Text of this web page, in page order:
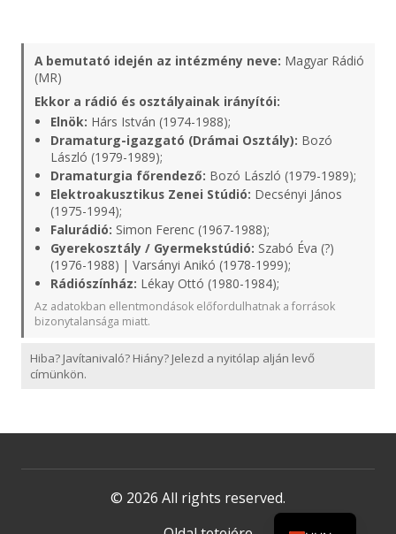
A bemutató idején az intézmény neve: Magyar Rádió
(MR)
Ekkor a rádió és osztályainak irányítói:
Elnök: Hárs István (1974-1988);
Dramaturg-igazgató (Drámai Osztály): Bozó
László (1979-1989);
Dramaturgia főrendező: Bozó László (1979-1989);
Elektroakusztikus Zenei Stúdió: Decsényi János
(1975-1994);
Falurádió: Simon Ferenc (1967-1988);
Gyerekosztály / Gyermekstúdió: Szabó Éva (?)
(1976-1988) | Varsányi Anikó (1978-1999);
Rádiószínház: Lékay Ottó (1980-1984);
Az adatokban ellentmondások előfordulhatnak a források
bizonytalansága miatt.
Hiba? Javítanivaló? Hiány? Jelezd a nyitólap alján levő
címünkön.
© 2026 All rights reserved.